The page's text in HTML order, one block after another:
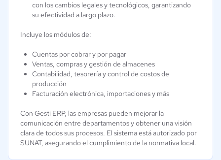
con los cambios legales y tecnológicos, garantizando
su efectividad a largo plazo.
Incluye los módulos de:
Cuentas por cobrar y por pagar
Ventas, compras y gestión de almacenes
Contabilidad, tesorería y control de costos de
producción
Facturación electrónica, importaciones y más
Con Gesti ERP, las empresas pueden mejorar la
comunicación entre departamentos y obtener una visión
clara de todos sus procesos. El sistema está autorizado por
SUNAT, asegurando el cumplimiento de la normativa local.